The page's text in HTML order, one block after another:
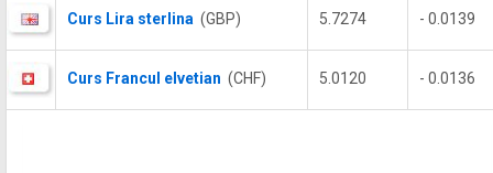
Curs Lira sterlina (GBP) 5.7274 - 0.0139
Curs Francul elvetian (CHF) 5.0120 - 0.0136